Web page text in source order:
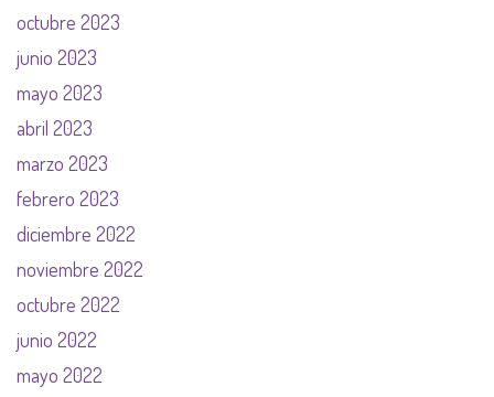
octubre 2023
junio 2023
mayo 2023
abril 2023
marzo 2023
febrero 2023
diciembre 2022
noviembre 2022
octubre 2022
junio 2022
mayo 2022